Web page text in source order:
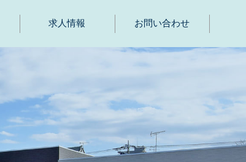
求人情報 お問い合わせ